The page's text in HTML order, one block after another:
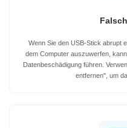
Wenn Sie den USB-Stick abrupt
dem Computer auszuwerfen,
Datenbeschädigung führen.
entfernen", um